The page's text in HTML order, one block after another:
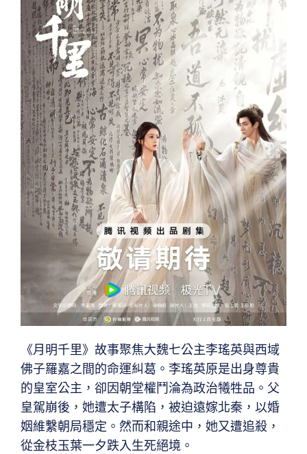
《月明千里》故事聚焦大魏七公主李瑤英與西域
佛子羅嘉之間的命運糾葛。李瑤英原是出身尊貴
的皇室公主，卻因朝堂權鬥淪為政治犧牲品。父
皇駕崩後，她遭太子構陷，被迫遠嫁北秦，以婚
姻維繫朝局穩定。然而和親途中，她又遭追殺，
從金枝玉葉一夕跌入生死絕境。